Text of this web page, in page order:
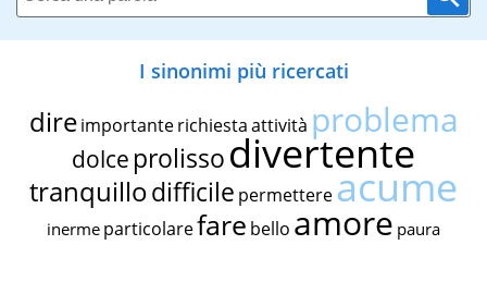
I sinonimi più ricercati
dire importante richiestaattività problema
dolce prolissodivertente
tranquillodifficile permettereacume
inerme particolarefare bello amore paura